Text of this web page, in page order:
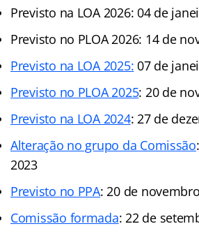
Previsto na LOA 2026: 04 de
Previsto no PLOA 2026: 14 de
Previsto na LOA 2025: 07 de
Previsto no PLOA 2025: 20 de
Previsto na LOA 2024: 27 de
Alteração no grupo da Comissão
2023
Previsto no PPA: 20 de
Comissão formada: 22 de